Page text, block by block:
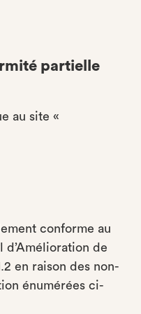
partielle
au site «
conforme au
d’Amélioration de
en raison des non-
énumérées ci-